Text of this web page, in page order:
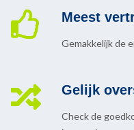
Meest
Gemakkelijk de
Gelijk
Check de